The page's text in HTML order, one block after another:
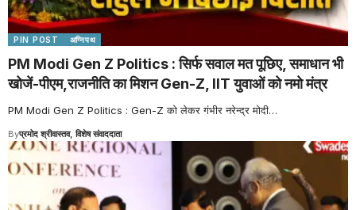
PIN POST अग्निपथ
PM Modi Gen Z Politics : सिर्फ सवाल मत पूछिए, समाधान भी
खोजें-पीएम,राजनीति का मिशन Gen-Z, IIT युवाओं को नमो मंत्र
PM Modi Gen Z Politics : Gen-Z को लेकर गंभीर नरेन्द्र मोदी…
Byप्रमोद श्रीवास्तव, विशेष संवाददाता